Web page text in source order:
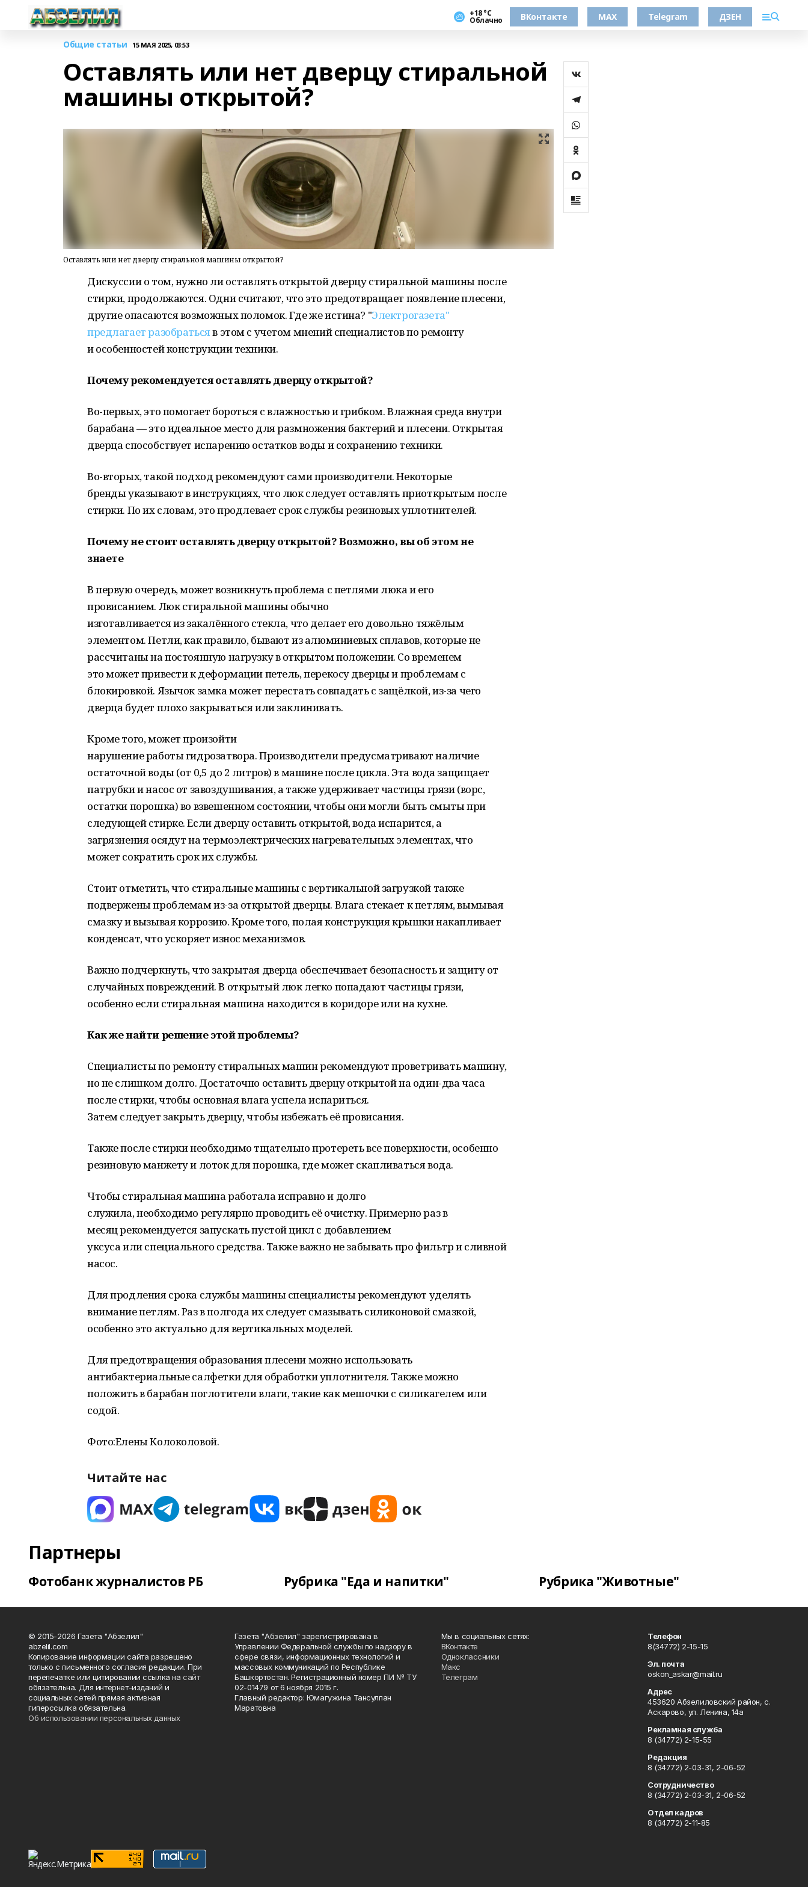
+18 °С
Облачно ВКонтакте MAX Telegram ДЗЕН
Общие статьи 15 МАЯ 2025, 03:53
Оставлять или нет дверцу стиральной
машины открытой?
Оставлять или нет дверцу стиральной машины открытой?
Дискуссии о том, нужно ли оставлять открытой дверцу стиральной машины после
стирки, продолжаются. Одни считают, что это предотвращает появление плесени,
другие опасаются возможных поломок. Где же истина? "Электрогазета"
предлагает разобратьсяв этом с учетом мнений специалистов по ремонту
и особенностей конструкции техники.
Почему рекомендуется оставлять дверцу открытой?
Во-первых, это помогает бороться с влажностью и грибком. Влажная среда внутри
барабана — это идеальное место для размножения бактерий и плесени. Открытая
дверца способствует испарению остатков воды и сохранению техники.
Во-вторых, такой подход рекомендуют сами производители. Некоторые
бренды указывают в инструкциях, что люк следует оставлять приоткрытым после
стирки. По их словам, это продлевает срок службы резиновых уплотнителей.
Почему не стоит оставлять дверцу открытой? Возможно, вы об этом не
знаете
В первую очередь, может возникнуть проблема с петлями люка и его
провисанием. Люк стиральной машины обычно
изготавливается из закалённого стекла, что делает его довольно тяжёлым
элементом. Петли, как правило, бывают из алюминиевых сплавов, которые не
рассчитаны на постоянную нагрузку в открытом положении. Со временем
это может привести к деформации петель, перекосу дверцы и проблемам с
блокировкой. Язычок замка может перестать совпадать с защёлкой, из-за чего
дверца будет плохо закрываться или заклинивать.
Кроме того, может произойти
нарушение работы гидрозатвора. Производители предусматривают наличие
остаточной воды (от 0,5 до 2 литров) в машине после цикла. Эта вода защищает
патрубки и насос от завоздушивания, а также удерживает частицы грязи (ворс,
остатки порошка) во взвешенном состоянии, чтобы они могли быть смыты при
следующей стирке. Если дверцу оставить открытой, вода испарится, а
загрязнения осядут на термоэлектрических нагревательных элементах, что
может сократить срок их службы.
Стоит отметить, что стиральные машины с вертикальной загрузкой также
подвержены проблемам из-за открытой дверцы. Влага стекает к петлям, вымывая
смазку и вызывая коррозию. Кроме того, полая конструкция крышки накапливает
конденсат, что ускоряет износ механизмов.
Важно подчеркнуть, что закрытая дверца обеспечивает безопасность и защиту от
случайных повреждений. В открытый люк легко попадают частицы грязи,
особенно если стиральная машина находится в коридоре или на кухне.
Как же найти решение этой проблемы?
Специалисты по ремонту стиральных машин рекомендуют проветривать машину,
но не слишком долго. Достаточно оставить дверцу открытой на один-два часа
после стирки, чтобы основная влага успела испариться.
Затем следует закрыть дверцу, чтобы избежать её провисания.
Также после стирки необходимо тщательно протереть все поверхности, особенно
резиновую манжету и лоток для порошка, где может скапливаться вода.
Чтобы стиральная машина работала исправно и долго
служила, необходимо регулярно проводить её очистку. Примерно раз в
месяц рекомендуется запускать пустой цикл с добавлением
уксуса или специального средства. Также важно не забывать про фильтр и сливной
насос.
Для продления срока службы машины специалисты рекомендуют уделять
внимание петлям. Раз в полгода их следует смазывать силиконовой смазкой,
особенно это актуально для вертикальных моделей.
Для предотвращения образования плесени можно использовать
антибактериальные салфетки для обработки уплотнителя. Также можно
положить в барабан поглотители влаги, такие как мешочки с силикагелем или
содой.
Фото:Елены Колоколовой.
Читайте нас
Партнеры
Фотобанк журналистов РБ Рубрика "Еда и напитки" Рубрика "Животные"
© 2015-2026 Газета "Абзелил"
abzelil.com
Копирование информации сайта разрешено
только с письменного согласия редакции. При
перепечатке или цитировании ссылка на сайт
обязательна. Для интернет-изданий и
социальных сетей прямая активная
гиперссылка обязательна.
Об использовании персональных данных
Газета "Абзелил" зарегистрирована в
Управлении Федеральной службы по надзору в
сфере связи, информационных технологий и
массовых коммуникаций по Республике
Башкортостан. Регистрационный номер ПИ № ТУ
02-01479 от 6 ноября 2015 г.
Главный редактор: Юмагужина Тансулпан
Маратовна
Мы в социальных сетях:
ВКонтакте
Одноклассники
Макс
Телеграм
Телефон
8(34772) 2-15-15
Эл. почта
oskon_askar@mail.ru
Адрес
453620 Абзелиловский район, с.
Аскарово, ул. Ленина, 14а
Рекламная служба
8 (34772) 2-15-55
Редакция
8 (34772) 2-03-31, 2-06-52
Сотрудничество
8 (34772) 2-03-31, 2-06-52
Отдел кадров
8 (34772) 2-11-85